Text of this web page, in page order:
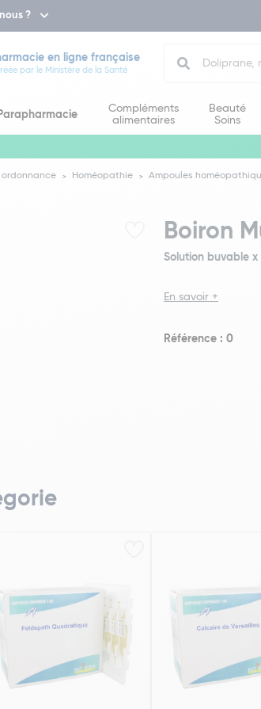
?
en ligne française
par le Ministère de la Santé
Parapharmacie
Compléments
alimentaires
Beauté
Soins
ordonnance Homéopathie Ampoules
Boiron
Solution buvable x
En savoir +
Référence : 0